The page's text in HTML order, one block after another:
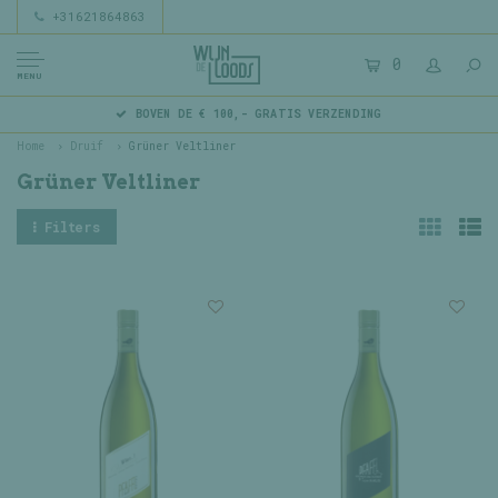
+31621864863
MENU
0
BOVEN DE € 100,- GRATIS VERZENDING
Home Druif Grüner Veltliner
Grüner Veltliner
Filters